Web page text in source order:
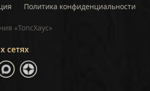
сетях
Политика конфиденциальности
«ТопсХаус»